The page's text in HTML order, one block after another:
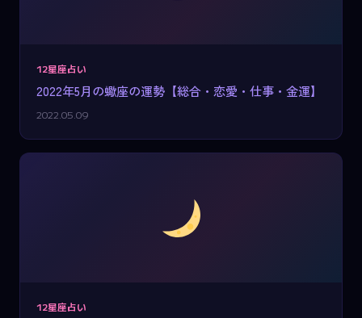
12星座占い
2022年5月の蠍座の運勢【総合・恋愛・仕事・金運】
2022.05.09
12星座占い